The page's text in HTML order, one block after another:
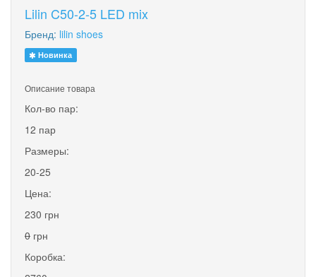
Lilin C50-2-5 LED mix
Бренд: lilin shoes
Новинка
Описание товара
Кол-во пар:
12 пар
Размеры:
20-25
Цена:
230 грн
0 грн
Коробка: